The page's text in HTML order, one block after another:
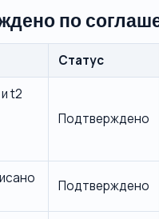
по
Статус
t2
Подтверждено
Подтверждено